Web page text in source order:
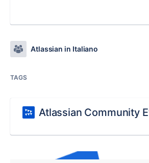
Atlassian in Italiano
TAGS
Atlassian Community